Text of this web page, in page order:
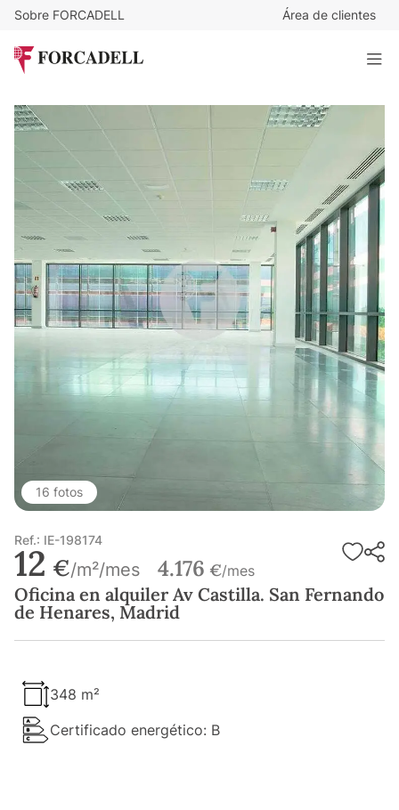
Sobre FORCADELL Área de clientes
Oficina en alquiler Av Castilla. San Fernando de Henares,
Madrid
16 fotos
Ref.: IE-198174
12 €/m²/mes 4.176 €/mes
Oficina en alquiler Av Castilla. San Fernando
de Henares, Madrid
348 m²
Certificado energético: B